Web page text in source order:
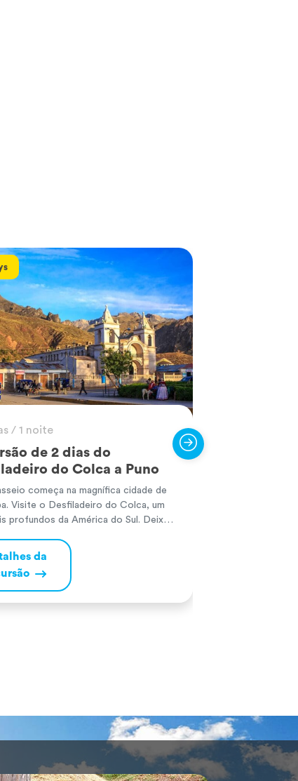
/ 1 noite
de 2 dias do
do Colca a Puno
começa na magnífica cidade de
Visite o Desfiladeiro do Colca, um
profundos da América do Sul. Deixe-
pesada do mundo. Trata-se de uma
de belas paisagens, comida deliciosa
com um […]
da